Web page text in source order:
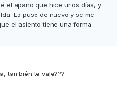
el apaño que hice unos días, y
Lo puse de nuevo y se me
el asiento tiene una forma
también te vale???